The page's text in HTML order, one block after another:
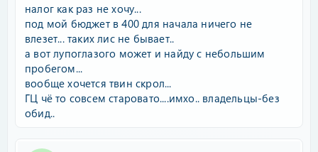
налог как раз не хочу...
под мой бюджет в 400 для начала ничего не
влезет... таких лис не бывает..
а вот лупоглазого может и найду с небольшим
пробегом...
вообще хочется твин скрол...
ГЦ чё то совсем старовато....имхо.. владельцы-без
обид..